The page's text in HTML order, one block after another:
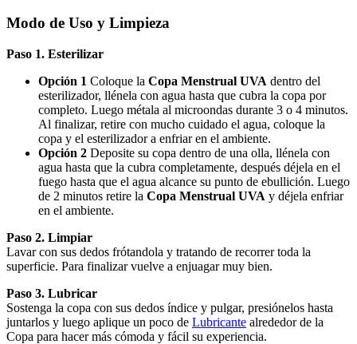
Modo de Uso y Limpieza
Paso 1. Esterilizar
Opción 1 Coloque la Copa Menstrual UVA dentro del
esterilizador, llénela con agua hasta que cubra la copa por
completo. Luego métala al microondas durante 3 o 4 minutos.
Al finalizar, retire con mucho cuidado el agua, coloque la
copa y el esterilizador a enfriar en el ambiente.
Opción 2 Deposite su copa dentro de una olla, llénela con
agua hasta que la cubra completamente, después déjela en el
fuego hasta que el agua alcance su punto de ebullición. Luego
de 2 minutos retire la Copa Menstrual UVA y déjela enfriar
en el ambiente.
Paso 2. Limpiar
Lavar con sus dedos frótandola y tratando de recorrer toda la
superficie. Para finalizar vuelve a enjuagar muy bien.
Paso 3. Lubricar
Sostenga la copa con sus dedos índice y pulgar, presiónelos hasta
juntarlos y luego aplique un poco de Lubricante alrededor de la
Copa para hacer más cómoda y fácil su experiencia.